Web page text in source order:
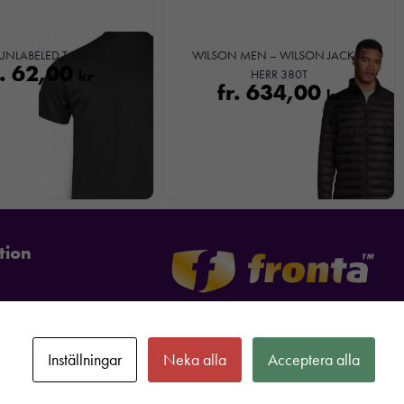
Tee
62,00
WILSON MEN – WILSON JACKET
HERR 380T
fr. 634,00 kr
Inställningar Neka alla Acceptera alla